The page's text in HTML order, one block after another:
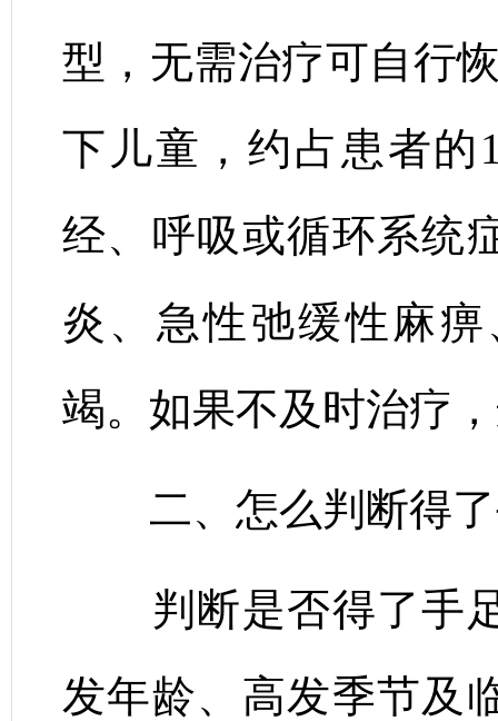
型，无需治疗可自行
下儿童，约占患者的
经、呼吸或循环系统
炎、急性弛缓性麻
竭。如果不及时治疗
二、怎么判断得了
判断是否得了手足
发年龄、高发季节及